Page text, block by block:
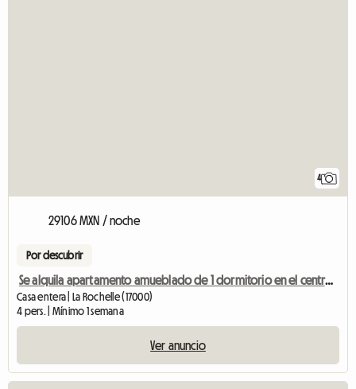
4
29106 MXN / noche
Por descubrir
Se alquila apartamento amueblado de 1 dormitorio en el centro de la ciudad.
Casa entera | La Rochelle (17000)
4 pers. | Mínimo 1 semana
Ver anuncio